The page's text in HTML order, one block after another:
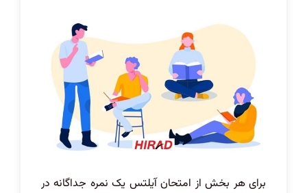
برای هر بخش از امتحان آیلتس یک نمره جداگانه در